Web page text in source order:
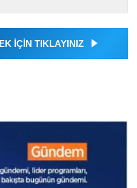
İÇİN TIKLAYINIZ